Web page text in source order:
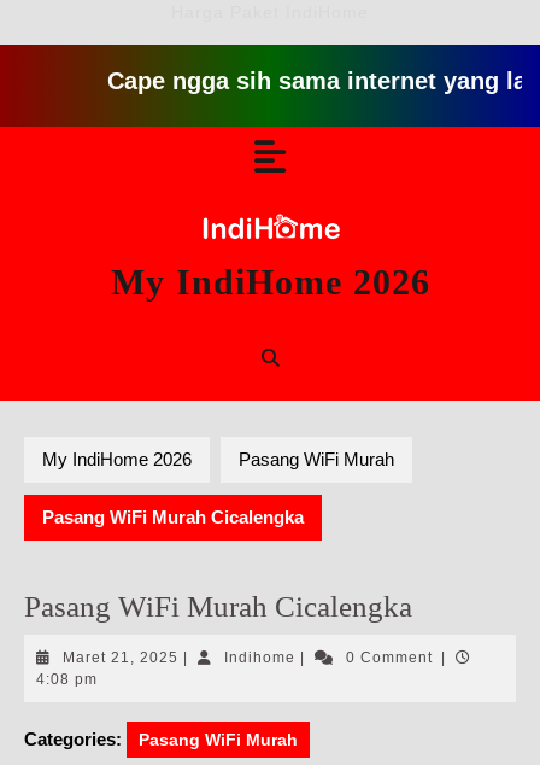
Cape ngga sih sama internet yang lambat
My IndiHome 2026
My IndiHome 2026 Pasang WiFi Murah
Pasang WiFi Murah Cicalengka
Pasang WiFi Murah Cicalengka
Maret 21, 2025 Maret
Indihome Indihome0 Comment
4:08 pm
Categories: Pasang WiFi Murah